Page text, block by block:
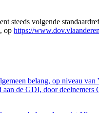
steeds volgende
op https://
belang, op niveau
aan de GDI, door